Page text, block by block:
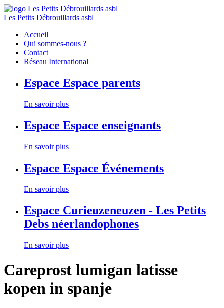
Les Petits Débrouillards asbl
Accueil
Qui sommes-nous ?
Contact
Réseau International
Espace Espace parents
En savoir plus
Espace Espace enseignants
En savoir plus
Espace Espace Événements
En savoir plus
Espace Curieuzeneuzen - Les Petits
Debs néerlandophones
En savoir plus
Careprost lumigan latisse
kopen in spanje